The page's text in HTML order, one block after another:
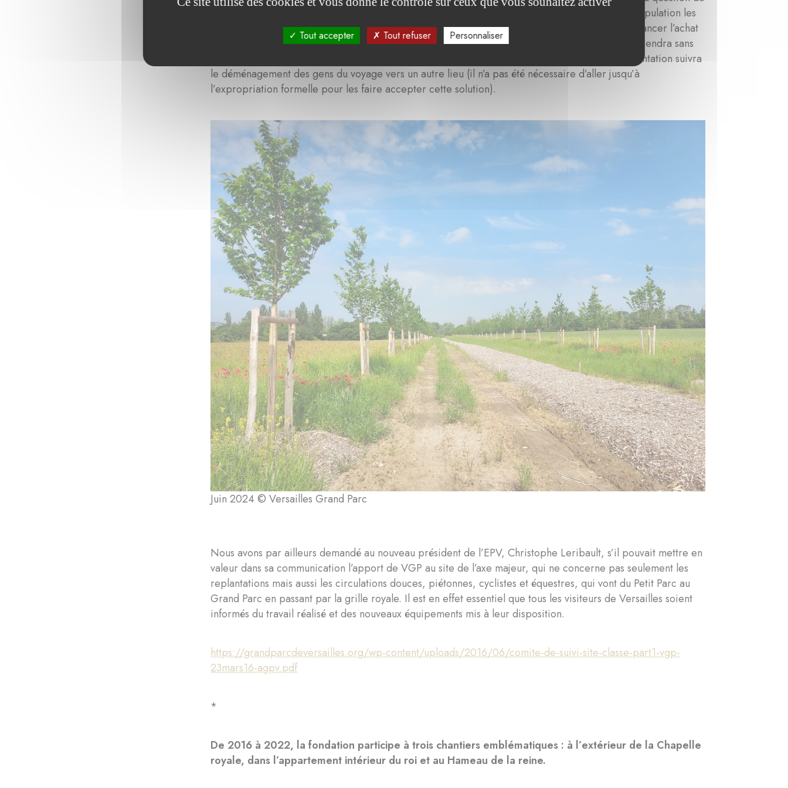
l’intervention d’un mécène pour soulager les finances de VGP et mieux faire accepter par la population les
projets non directement rentables. Sur proposition de Julien Lacaze, nous avons accepté de financer l’achat
de 87 ormes plantés début 2024 et qui parachèvent l’alignement nord. La fondation La Marck prendra sans
doute aussi en charge le restant prévu en 2025, soit 180 arbres de l’alignement sud, dont la plantation suivra
le déménagement des gens du voyage vers un autre lieu (il n’a pas été nécessaire d’aller jusqu’à
l’expropriation formelle pour les faire accepter cette solution).
Juin 2024 © Versailles Grand Parc
Nous avons par ailleurs demandé au nouveau président de l’EPV, Christophe Leribault, s’il pouvait mettre en
valeur dans sa communication l’apport de VGP au site de l’axe majeur, qui ne concerne pas seulement les
replantations mais aussi les circulations douces, piétonnes, cyclistes et équestres, qui vont du Petit Parc au
Grand Parc en passant par la grille royale. Il est en effet essentiel que tous les visiteurs de Versailles soient
informés du travail réalisé et des nouveaux équipements mis à leur disposition.
https://grandparcdeversailles.org/wp-content/uploads/2016/06/comite-de-suivi-site-classe-part1-vgp-
23mars16-agpv.pdf
*
De 2016 à 2022, la fondation participe à trois chantiers emblématiques : à l’extérieur de la Chapelle
royale, dans l’appartement intérieur du roi et au Hameau de la reine.
Tout accepter Tout refuser Personnaliser